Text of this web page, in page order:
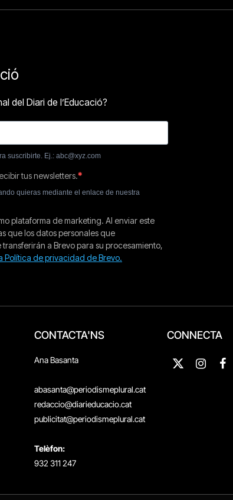
CONTACTA'NS
Ana Basanta
abasanta@periodismeplural.cat
redaccio@diarieducacio.cat
publicitat@periodismeplural.cat
Telèfon:
932 311 247
CONNECTA
X
Instagram